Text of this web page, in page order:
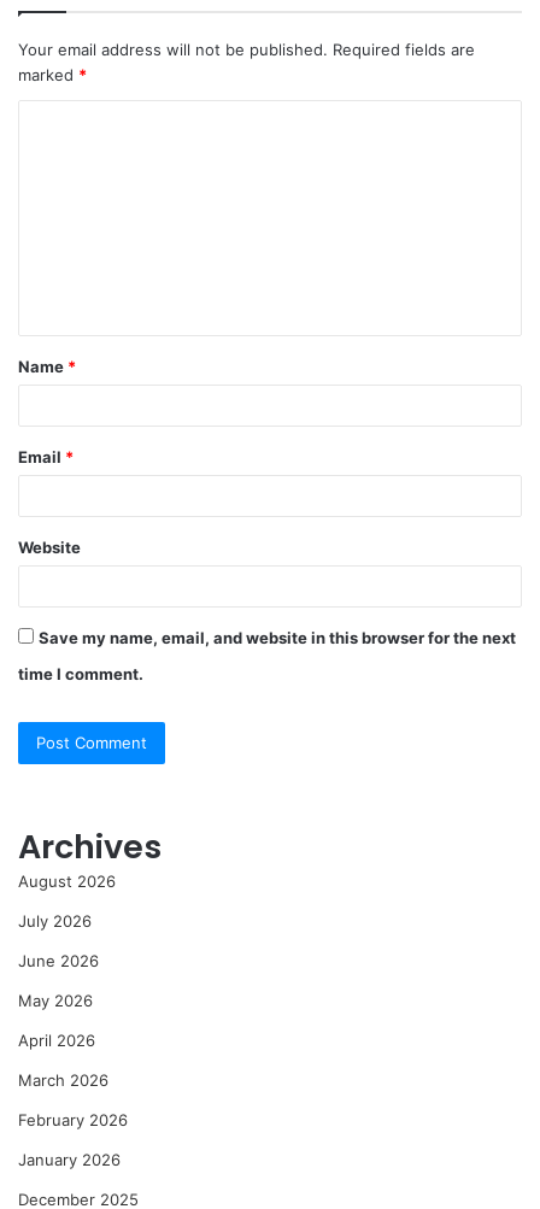
Your email address will not be published. Required fields are
marked *
t
*
Name *
Email *
Website
Save my name, email, and website in this browser for the next
time I comment.
Archives
August 2026
July 2026
June 2026
May 2026
April 2026
March 2026
February 2026
January 2026
December 2025